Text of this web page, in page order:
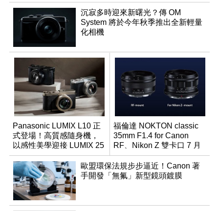
沉寂多時迎來新曙光？傳 OM
System 將於今年秋季推出全新輕量
化相機
Panasonic LUMIX L10 正
式登場！高質感隨身機，
以感性美學迎接 LUMIX 25
週年
福倫達 NOKTON classic
35mm F1.4 for Canon
RF、Nikon Z 雙卡口 7 月
同步登台
歐盟環保法規步步逼近！Canon 著
手開發「無氟」新型鏡頭鍍膜